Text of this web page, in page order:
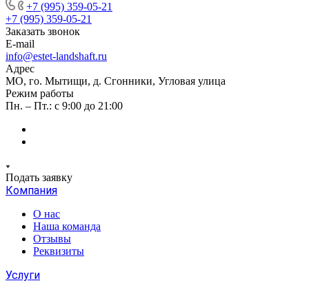
+7 (995) 359-05-21
+7 (995) 359-05-21
Заказать звонок
E-mail
info@estet-landshaft.ru
Адрес
МО, го. Мытищи, д. Сгонники, Угловая улица
Режим работы
Пн. – Пт.: с 9:00 до 21:00
Подать заявку
Компания
О нас
Наша команда
Отзывы
Реквизиты
Услуги